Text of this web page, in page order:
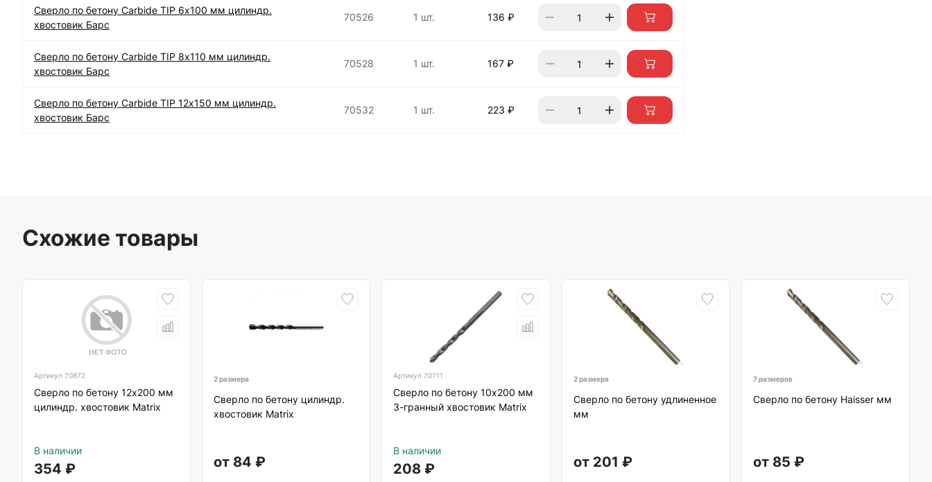
Сверло по бетону Carbide TIP 6х100 мм цилиндр.
хвостовик Барс
70526 1 шт. 136 ₽
Сверло по бетону Carbide TIP 8х110 мм цилиндр.
хвостовик Барс
70528 1 шт. 167 ₽
Сверло по бетону Carbide TIP 12х150 мм цилиндр.
хвостовик Барс
70532 1 шт. 223 ₽
Схожие товары
Артикул 70872
Сверло по бетону 12х200 мм
цилиндр. хвостовик Matrix
В наличии
354 ₽
2 размера
Сверло по бетону цилиндр.
хвостовик Matrix
от 84 ₽
Артикул70711
Сверло по бетону 10х200 мм
3-гранный хвостовик Matrix
В наличии
208 ₽
2 размера
Сверло по бетону удлиненное
мм
от 201 ₽
7 размеров
Сверло по бетону Haisser мм
от 85 ₽